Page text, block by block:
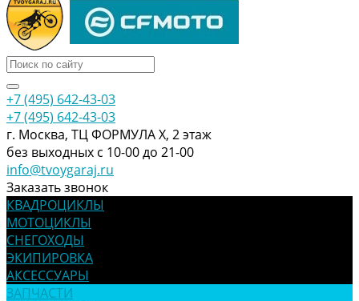
+7 (495) 642-43-03
+7 (495) 642-43-03
г. Москва, ТЦ ФОРМУЛА Х, 2 этаж
без выходных с 10-00 до 21-00
info@tvoygaraj.ru
Заказать звонок
КВАДРОЦИКЛЫ
МОТОЦИКЛЫ
СНЕГОХОДЫ
ЭКИПИРОВКА
АКСЕССУАРЫ
ЗАПЧАСТИ